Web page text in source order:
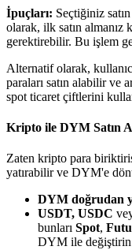
Bitrue Ortakları
Kullanıcı başına
İpuçları: Seçtiğiniz
olarak, ilk satın
gerektirebilir. Bu işlem
Alternatif olarak,
paraları satın alabilir ve
spot ticaret çiftlerini
Kripto ile DYM Satın
Zaten kripto para
yatırabilir ve DYM'e
DYM doğrudan
USDT, USDC
bunları Spot,
DYM ile